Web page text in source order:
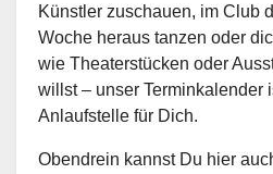
Künstler zuschauen, im Club
Woche heraus tanzen oder
wie Theaterstücken oder
willst – unser Terminkalender
Anlaufstelle für Dich.
Obendrein kannst Du hier